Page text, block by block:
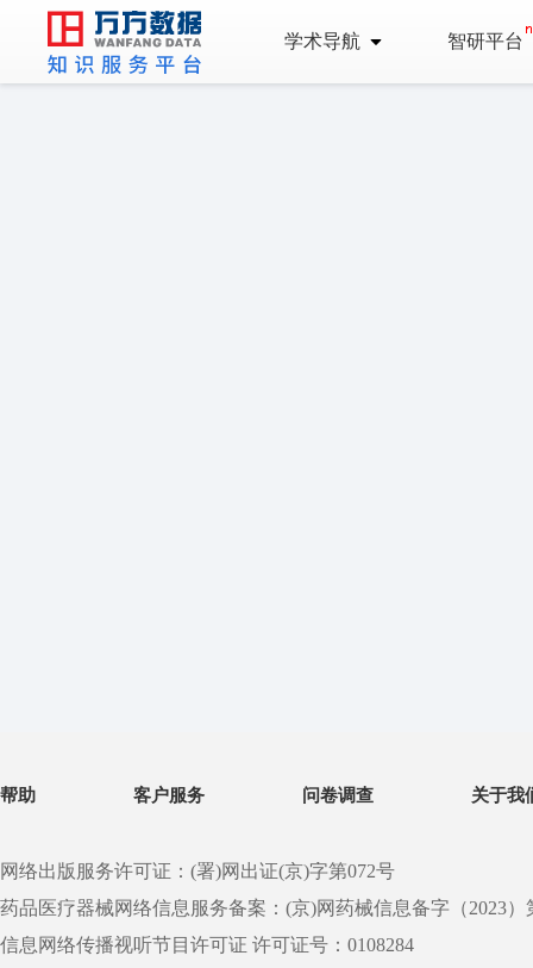
学术导航 智研平台
帮助 客户服务 问卷调查 关于我
网络出版服务许可证：(署)网出证(京)字第072号
药品医疗器械网络信息服务备案：(京)网药械信息备字（2023）
信息网络传播视听节目许可证 许可证号：0108284